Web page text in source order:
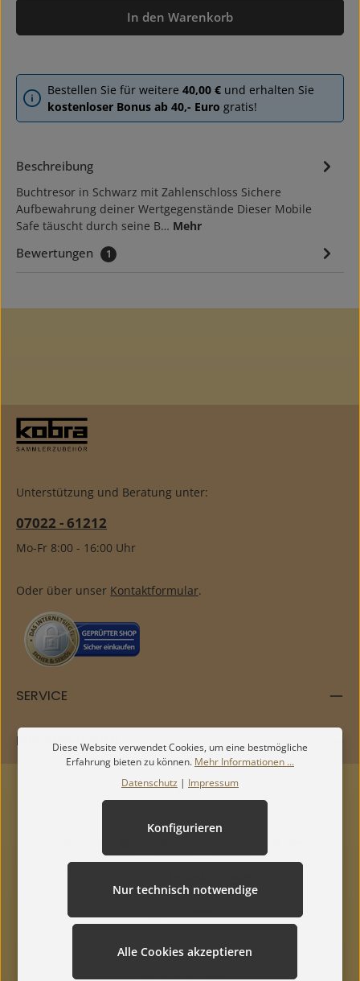
In den Warenkorb
Bestellen Sie für weitere 40,00 € und erhalten Sie
kostenloser Bonus ab 40,- Euro gratis!
Beschreibung
Buchtresor in Schwarz mit Zahlenschloss Sichere
Aufbewahrung deiner Wertgegenstände Dieser Mobile
Safe täuscht durch seine B… Mehr
Bewertungen 1
Unterstützung und Beratung unter:
07022 - 61212
Mo-Fr 8:00 - 16:00 Uhr
Oder über unser Kontaktformular.
SERVICE
INFORMATIONEN
Diese Website verwendet Cookies, um eine bestmögliche
Erfahrung bieten zu können. Mehr Informationen ...
Datenschutz | Impressum
Nur technisch notwendige
Konfigurieren
Alle Cookies akzeptieren